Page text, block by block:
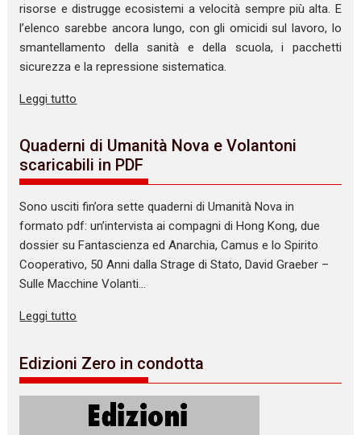
risorse e distrugge ecosistemi a velocità sempre più alta. E
l’elenco sarebbe ancora lungo, con gli omicidi sul lavoro, lo
smantellamento della sanità e della scuola, i pacchetti
sicurezza e la repressione sistematica.
Leggi tutto
Quaderni di Umanità Nova e Volantoni
scaricabili in PDF
Sono usciti fin’ora sette quaderni di Umanità Nova in
formato pdf: un’intervista ai compagni di Hong Kong, due
dossier su Fantascienza ed Anarchia, Camus e lo Spirito
Cooperativo, 50 Anni dalla Strage di Stato, David Graeber –
Sulle Macchine Volanti…
Leggi tutto
Edizioni Zero in condotta